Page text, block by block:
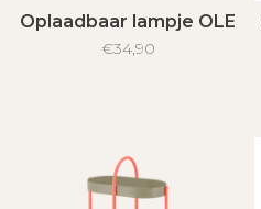
Oplaadbaar lampje OLE
€34,90